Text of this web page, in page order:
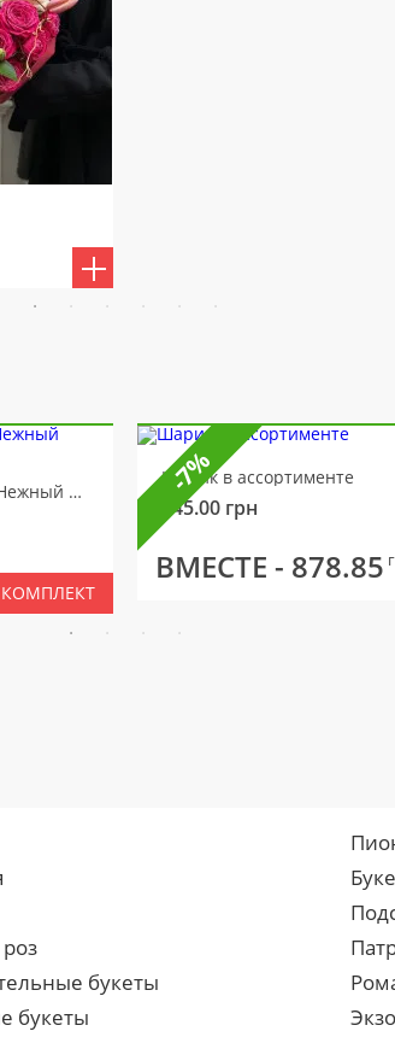
Цветочная композиция Нежный мотив
КОМПЛЕКТ
Шарик в ассортименте
145.00 грн
ВМЕСТЕ - 878.85
-7%
букеты
букеты